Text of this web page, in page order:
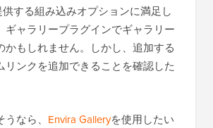
する組み込みオプションに満足し
ギャラリープラグインでギャラリー
かもしれません。しかし、追加する
リンクを追加できることを確認した
なら、 Envira Galleryを使用したい